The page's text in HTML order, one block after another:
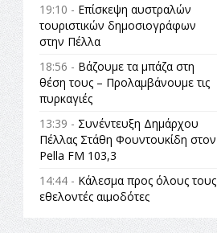
19:10 - Επίσκεψη αυστραλών
τουριστικών δημοσιογράφων
στην Πέλλα
18:56 - Βάζουμε τα μπάζα στη
θέση τους – Προλαμβάνουμε τις
πυρκαγιές
13:39 - Συνέντευξη Δημάρχου
Πέλλας Στάθη Φουντουκίδη στον
Pella FM 103,3
14:44 - Κάλεσμα προς όλους τους
εθελοντές αιμοδότες
14:23 -Όλη η Ελλάδα ένας